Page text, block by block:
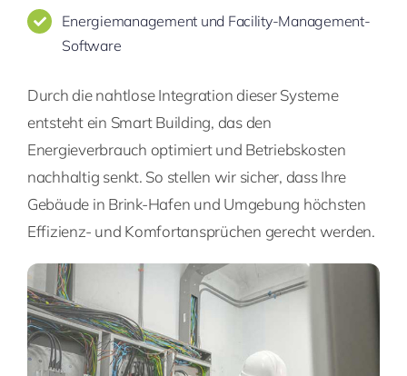
Energiemanagement und Facility-Management-
Software
Durch die nahtlose Integration dieser Systeme
entsteht ein Smart Building, das den
Energieverbrauch optimiert und Betriebskosten
nachhaltig senkt. So stellen wir sicher, dass Ihre
Gebäude in Brink-Hafen und Umgebung höchsten
Effizienz- und Komfortansprüchen gerecht werden.